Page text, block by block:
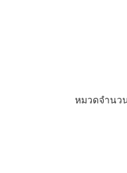
หมวดจำนว